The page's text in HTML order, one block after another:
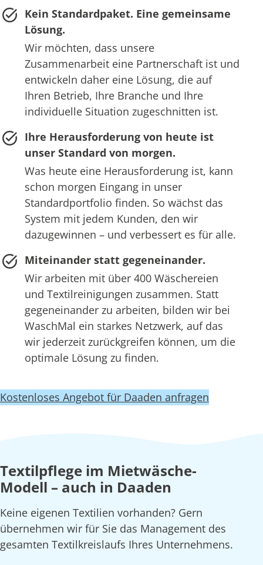
Kein Standardpaket. Eine gemeinsame
Lösung.
Wir möchten, dass unsere
Zusammenarbeit eine Partnerschaft ist und
entwickeln daher eine Lösung, die auf
Ihren Betrieb, Ihre Branche und Ihre
individuelle Situation zugeschnitten ist.
Ihre Herausforderung von heute ist
unser Standard von morgen.
Was heute eine Herausforderung ist, kann
schon morgen Eingang in unser
Standardportfolio finden. So wächst das
System mit jedem Kunden, den wir
dazugewinnen – und verbessert es für alle.
Miteinander statt gegeneinander.
Wir arbeiten mit über 400 Wäschereien
und Textilreinigungen zusammen. Statt
gegeneinander zu arbeiten, bilden wir bei
WaschMal ein starkes Netzwerk, auf das
wir jederzeit zurückgreifen können, um die
optimale Lösung zu finden.
Kostenloses Angebot für Daaden anfragen
Textilpflege im Mietwäsche-
Modell – auch in Daaden
Keine eigenen Textilien vorhanden? Gern
übernehmen wir für Sie das Management des
gesamten Textilkreislaufs Ihres Unternehmens.